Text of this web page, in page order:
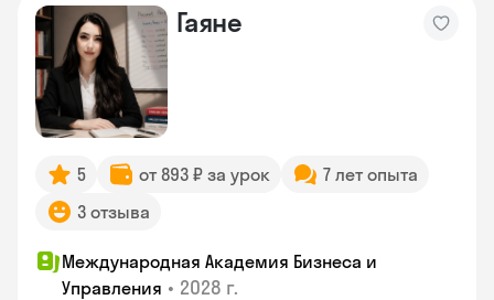
Гаяне
5 от 893 ₽ за урок
7 лет опыта
3 отзыва
Международная Академия Бизнеса и
Управления • 2028 г.